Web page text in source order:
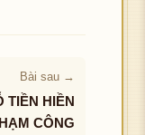
Bài sau →
TIỀN HIỀN
CÔNG